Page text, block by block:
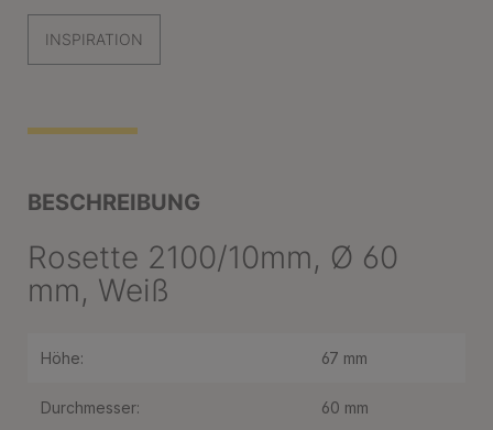
INSPIRATION
BESCHREIBUNG
Rosette 2100/10mm, Ø 60
mm, Weiß
Höhe: 67 mm
Durchmesser: 60 mm